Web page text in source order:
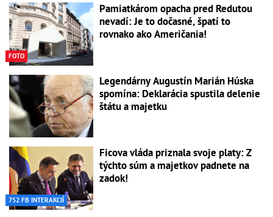
FOTO
Pamiatkárom opacha pred Redutou
nevadí: Je to dočasné, špatí to
rovnako ako Američania!
Legendárny Augustín Marián Húska
spomína: Deklarácia spustila delenie
štátu a majetku
752 FB INTERAKCIÍ
Ficova vláda priznala svoje platy: Z
týchto súm a majetkov padnete na
zadok!